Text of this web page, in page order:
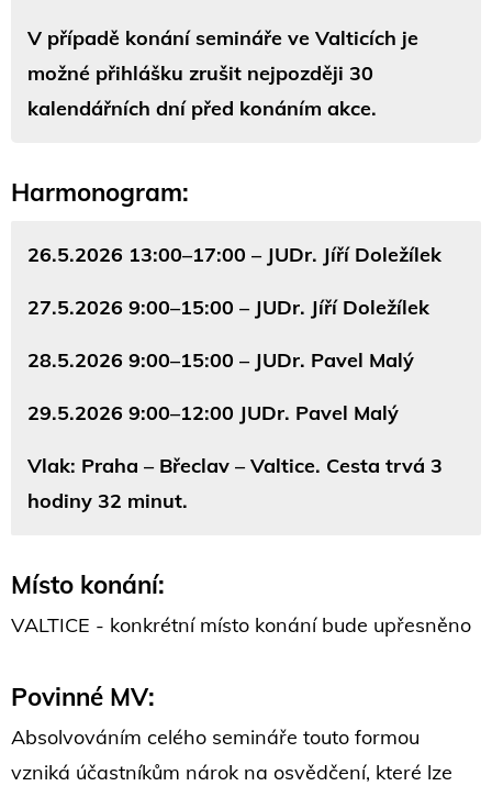
V případě konání semináře ve Valticích je
možné přihlášku zrušit nejpozději 30
kalendářních dní před konáním akce.
Harmonogram:
26.5.2026 13:00–17:00 – JUDr. Jíří Doležílek
27.5.2026 9:00–15:00 – JUDr. Jíří Doležílek
28.5.2026 9:00–15:00 – JUDr. Pavel Malý
29.5.2026 9:00–12:00 JUDr. Pavel Malý
Vlak: Praha – Břeclav – Valtice. Cesta trvá 3
hodiny 32 minut.
Místo konání:
VALTICE - konkrétní místo konání bude upřesněno
Povinné MV:
Absolvováním celého semináře touto formou
vzniká účastníkům nárok na osvědčení, které lze